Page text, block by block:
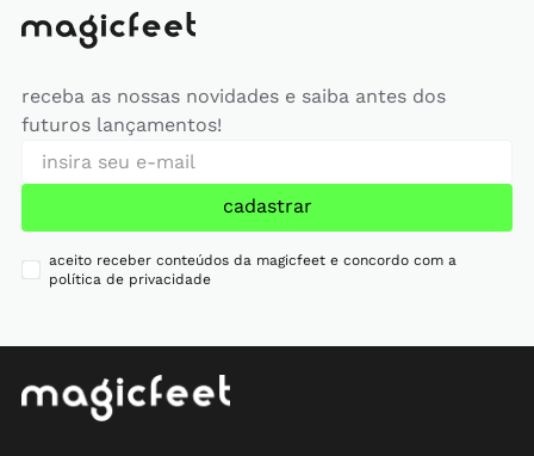
receba as nossas novidades e saiba antes dos
futuros lançamentos!
cadastrar
aceito receber conteúdos da magicfeet e concordo com a
política de privacidade